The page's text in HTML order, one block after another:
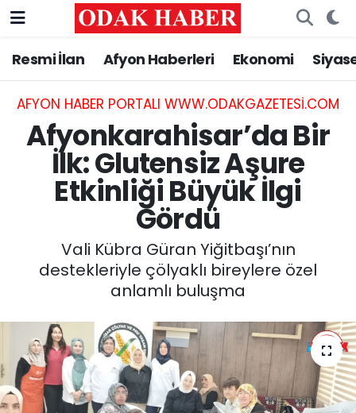
Resmi İlan Afyon Haberleri Ekonomi
AFYON HABER PORTALI WWW.ODAKGAZETESI.COM
Afyonkarahisar’da Bir
İlk: Glutensiz Aşure
Etkinliği Büyük İlgi
Gördü
Vali Kübra Güran Yiğitbaşı’nın
destekleriyle çölyaklı bireylere özel
anlamlı buluşma
AFYONKARAHİSAR HABERLERİ
Resmi İlan
ASAYİŞ
GÜNCEL
EĞİTİM
SAĞLIK
SPOR
Afyonkarahisar Nöbetçi Eczaneler
Afyonkarahisar Hava Durumu
Afyonkarahisar Namaz Vakitleri
Afyonkarahisar Trafik Yoğunluk Haritası
Süper Lig Puan Durumu ve Fikstür
Tüm Manşetler
Haber Arşivi